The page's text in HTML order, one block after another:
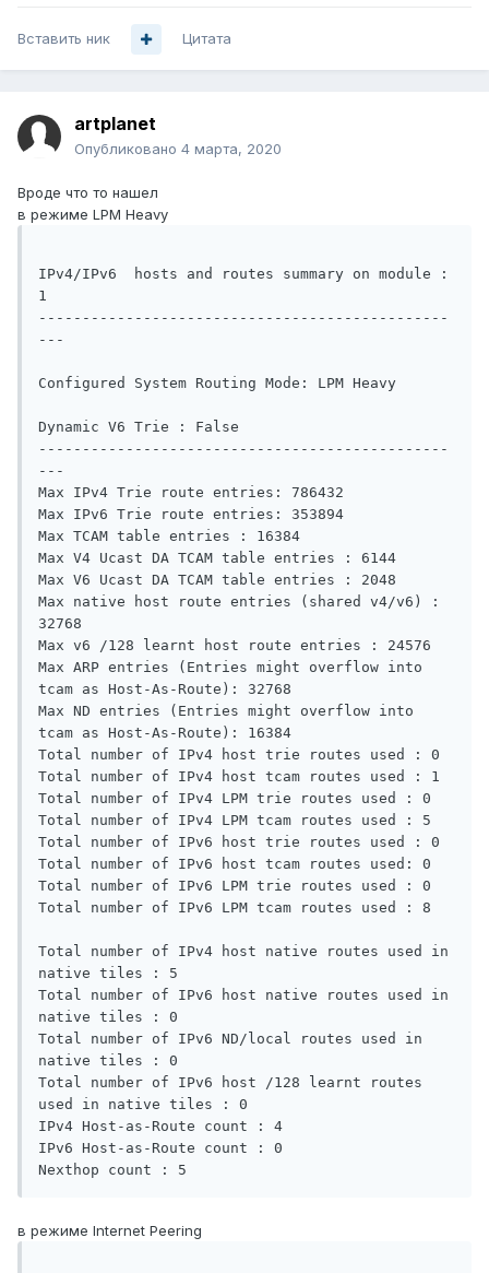
Вставить ник Цитата
artplanet
Опубликовано 4 марта, 2020
Вроде что то нашел
в режиме LPM Heavy
IPv4/IPv6  hosts and routes summary on module :
1
-----------------------------------------------
---
Configured System Routing Mode: LPM Heavy
Dynamic V6 Trie : False
-----------------------------------------------
---
Max IPv4 Trie route entries: 786432
Max IPv6 Trie route entries: 353894
Max TCAM table entries : 16384
Max V4 Ucast DA TCAM table entries : 6144
Max V6 Ucast DA TCAM table entries : 2048
Max native host route entries (shared v4/v6) :
32768
Max v6 /128 learnt host route entries : 24576
Max ARP entries (Entries might overflow into
tcam as Host-As-Route): 32768
Max ND entries (Entries might overflow into
tcam as Host-As-Route): 16384
Total number of IPv4 host trie routes used : 0
Total number of IPv4 host tcam routes used : 1
Total number of IPv4 LPM trie routes used : 0
Total number of IPv4 LPM tcam routes used : 5
Total number of IPv6 host trie routes used : 0
Total number of IPv6 host tcam routes used: 0
Total number of IPv6 LPM trie routes used : 0
Total number of IPv6 LPM tcam routes used : 8
Total number of IPv4 host native routes used in
native tiles : 5
Total number of IPv6 host native routes used in
native tiles : 0
Total number of IPv6 ND/local routes used in
native tiles : 0
Total number of IPv6 host /128 learnt routes
used in native tiles : 0
IPv4 Host-as-Route count : 4
IPv6 Host-as-Route count : 0
в режиме Internet Peering